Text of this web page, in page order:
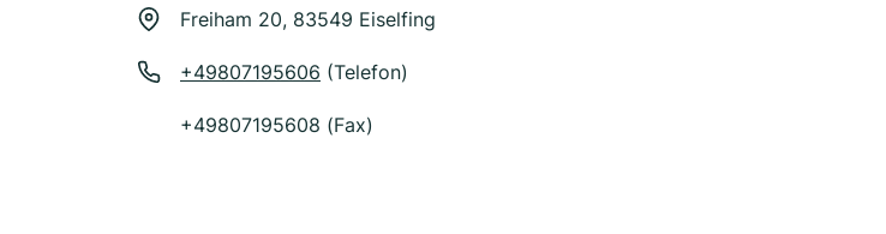
Freiham 20, 83549 Eiselfing
+49807195606 (Telefon)
+49807195608 (Fax)